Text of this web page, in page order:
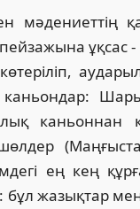
мәдениеттің
ұқсас
каньоннан
ең кең
жазықтар мен